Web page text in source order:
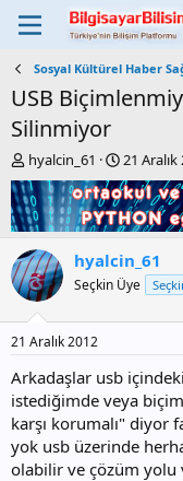
Sosyal Kültürel Haber
USB
Silinmiyor
K
o
n
b
u
y
u
b
a
ş
l
a
t
n
hyalcin_61
B
a
ş
l
a
n
g
ı
a
r
i
h
21 Aralık
hyalcin_61
Seçkin Üye
21 Aralık 2012
Arkadaşlar usb
istediğimde veya
karşı korumalı" diyor
yok usb üzerinde
olabilir ve çözüm yolu